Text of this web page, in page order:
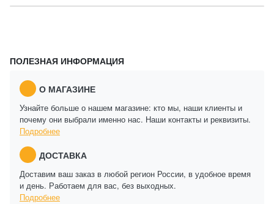
ПОЛЕЗНАЯ ИНФОРМАЦИЯ
О МАГАЗИНЕ
Узнайте больше о нашем магазине: кто мы, наши клиенты и
почему они выбрали именно нас. Наши контакты и реквизиты.
Подробнее
ДОСТАВКА
Доставим ваш заказ в любой регион России, в удобное время
и день. Работаем для вас, без выходных.
Подробнее